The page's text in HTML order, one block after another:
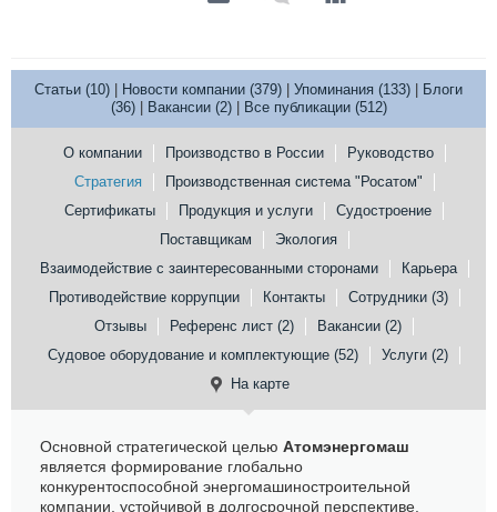
Статьи (10) Новости компании (379) Упоминания (133)
Блоги
(36)| Вакансии (2)| Все публикации (512)
О компании Производство в России
Руководство
Стратегия
Производственная система "Росатом"
Сертификаты
Продукция и услуги
Судостроение
Поставщикам
Экология
Взаимодействие с заинтересованными сторонами
Карьера
Противодействие коррупции
Контакты
Сотрудники (3)
Отзывы
Референс лист (2)
Вакансии (2)
Судовое оборудование и комплектующие (52)
Услуги (2)
На карте
Основной стратегической целью Атомэнергомаш
является формирование глобально
конкурентоспособной энергомашиностроительной
компании, устойчивой в долгосрочной перспективе.